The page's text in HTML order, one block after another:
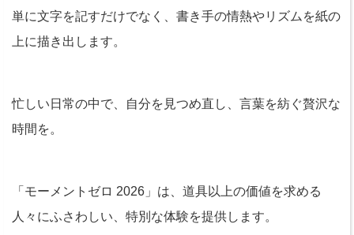
単に文字を記すだけでなく、書き手の情熱やリズムを紙の
上に描き出します。
忙しい日常の中で、自分を見つめ直し、言葉を紡ぐ贅沢な
時間を。
「モーメントゼロ 2026」は、道具以上の価値を求める
人々にふさわしい、特別な体験を提供します。